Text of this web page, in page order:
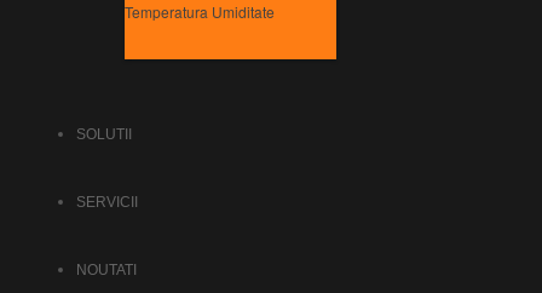
Temperatura Umiditate
SOLUTII
SERVICII
NOUTATI